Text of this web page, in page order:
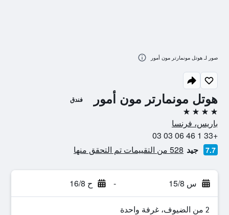
هوتل مونمارتر مون أمور فندق
4 نجوم
باريس، فرنسا
+33 1 46 06 03 03
7.7 جيد 528 من التقييمات تم التحقق منها
س 15/8 - ح 16/8
2 من الضيوف، غرفة واحدة
صور لـ هوتل مونمارتر مون أمور